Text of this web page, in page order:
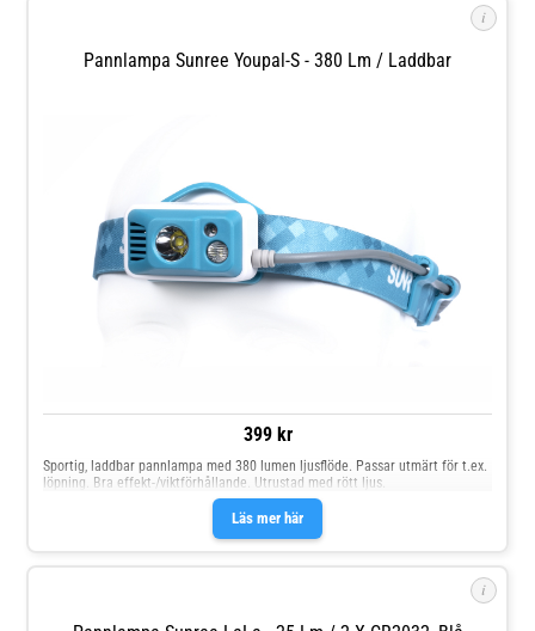
i
Pannlampa Sunree Youpal-S - 380 Lm / Laddbar
399 kr
Läs mer här
Sportig, laddbar pannlampa med 380 lumen ljusflöde. Passar utmärt för t.ex.
löpning. Bra effekt-/viktförhållande. Utrustad med rött ljus.
i